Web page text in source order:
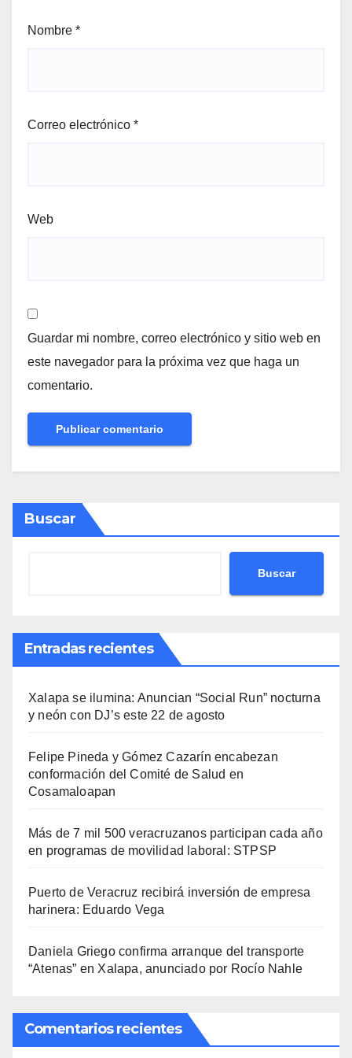
Nombre *
Correo electrónico *
Web
Guardar mi nombre, correo electrónico y sitio web en
este navegador para la próxima vez que haga un
comentario.
Buscar
Buscar
Entradas recientes
Xalapa se ilumina: Anuncian “Social Run” nocturna
y neón con DJ’s este 22 de agosto
Felipe Pineda y Gómez Cazarín encabezan
conformación del Comité de Salud en
Cosamaloapan
Más de 7 mil 500 veracruzanos participan cada año
en programas de movilidad laboral: STPSP
Puerto de Veracruz recibirá inversión de empresa
harinera: Eduardo Vega
Daniela Griego confirma arranque del transporte
“Atenas” en Xalapa, anunciado por Rocío Nahle
Comentarios recientes